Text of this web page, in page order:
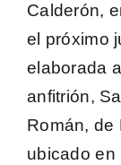
Calderón,
el próximo
elaborada
anfitrión,
Román, de
ubicado en